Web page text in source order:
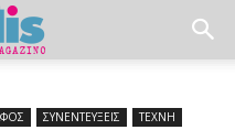
ΣΥΝΕΝΤΕΥΞΕΙΣ ΤΕΧΝΗ